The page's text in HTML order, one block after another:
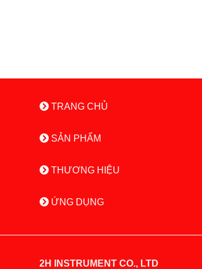
TRANG CHỦ
SẢN PHẨM
THƯƠNG HIỆU
ỨNG DỤNG
2H INSTRUMENT CO., LTD